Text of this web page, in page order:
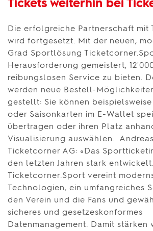
Tickets weiterhin bei
Die erfolgreiche Partnerschaft mit
wird fortgesetzt. Mit der neuen,
Grad Sportlösung
Herausforderung gemeistert,
reibungslosen Service zu bieten.
werden neue Bestell-
gestellt: Sie können
oder Saisonkarten im E-Wallet
übertragen oder ihren Platz
Visualisierung auswählen.
Ticketcorner AG: «Das
den letzten Jahren stark entwickelt.
Ticketcorner.Sport vereint
Technologien, ein umfangreiches
den Verein und die Fans und
sicheres und gesetzeskonformes
Datenmanagement. Damit stärken